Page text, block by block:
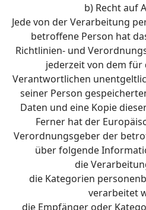
b) Recht auf
Jede von der Verarbeitung
betroffene Person hat
Richtlinien- und
jederzeit von dem
Verantwortlichen
seiner Person
Daten und eine Kopie
Ferner hat der
Verordnungsgeber der
über folgende
die
die Kategorien
verarbeitet
die Empfänger oder